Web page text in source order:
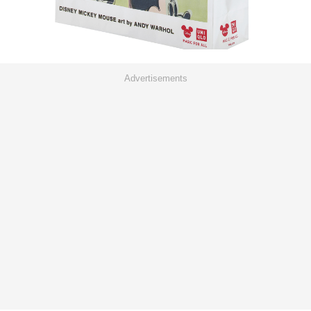
Advertisements